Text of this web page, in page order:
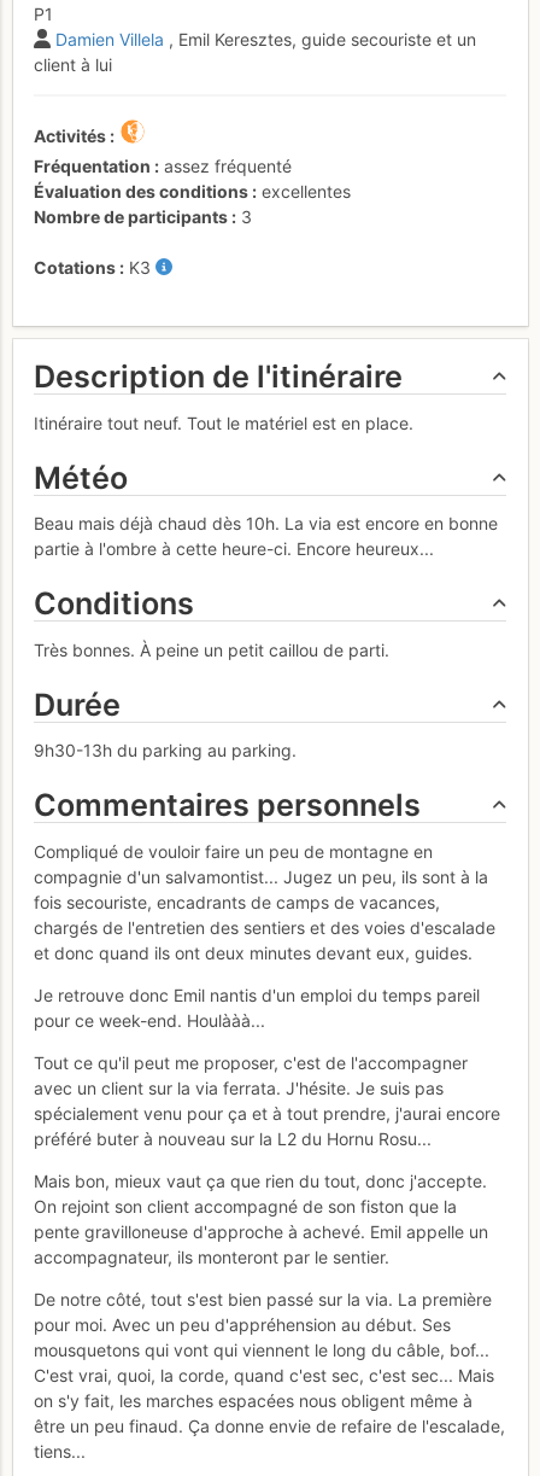
P1
Damien Villela , Emil Keresztes, guide secouriste et un
client à lui
Activités
Fréquentation
assez fréquenté
Évaluation des conditions
excellentes
Nombre de participants
3
Cotations K3
Description de l'itinéraire
Itinéraire tout neuf. Tout le matériel est en place.
Météo
Beau mais déjà chaud dès 10h. La via est encore en bonne
partie à l'ombre à cette heure-ci. Encore heureux...
Conditions
Très bonnes. À peine un petit caillou de parti.
Durée
9h30-13h du parking au parking.
Commentaires personnels
Compliqué de vouloir faire un peu de montagne en
compagnie d'un salvamontist... Jugez un peu, ils sont à la
fois secouriste, encadrants de camps de vacances,
chargés de l'entretien des sentiers et des voies d'escalade
et donc quand ils ont deux minutes devant eux, guides.
Je retrouve donc Emil nantis d'un emploi du temps pareil
pour ce week-end. Houlààà...
Tout ce qu'il peut me proposer, c'est de l'accompagner
avec un client sur la via ferrata. J'hésite. Je suis pas
spécialement venu pour ça et à tout prendre, j'aurai encore
préféré buter à nouveau sur la L2 du Hornu Rosu...
Mais bon, mieux vaut ça que rien du tout, donc j'accepte.
On rejoint son client accompagné de son fiston que la
pente gravilloneuse d'approche à achevé. Emil appelle un
accompagnateur, ils monteront par le sentier.
De notre côté, tout s'est bien passé sur la via. La première
pour moi. Avec un peu d'appréhension au début. Ses
mousquetons qui vont qui viennent le long du câble, bof...
C'est vrai, quoi, la corde, quand c'est sec, c'est sec... Mais
on s'y fait, les marches espacées nous obligent même à
être un peu finaud. Ça donne envie de refaire de l'escalade,
tiens...